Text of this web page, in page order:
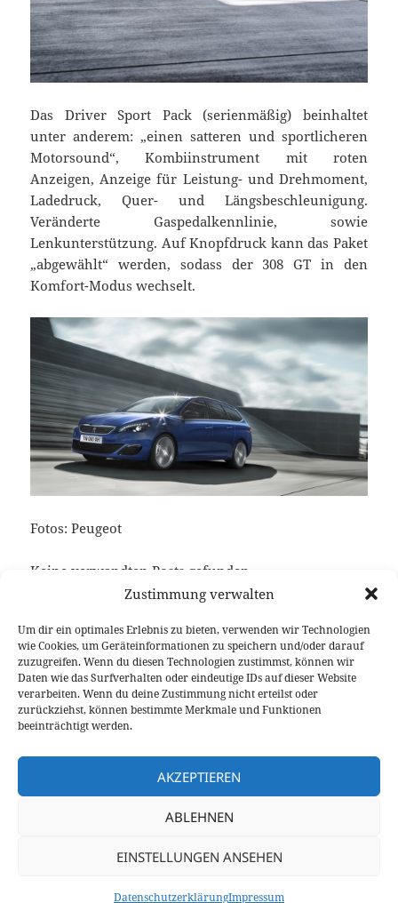
Zustimmung verwalten
Um dir ein optimales Erlebnis zu bieten, verwenden wir Technologien
wie Cookies, um Geräteinformationen zu speichern und/oder darauf
zuzugreifen. Wenn du diesen Technologien zustimmst, können wir
Daten wie das Surfverhalten oder eindeutige IDs auf dieser Website
verarbeiten. Wenn du deine Zustimmung nicht erteilst oder
zurückziehst, können bestimmte Merkmale und Funktionen
beeinträchtigt werden.
AKZEPTIEREN
ABLEHNEN
EINSTELLUNGEN ANSEHEN
DatenschutzerklärungImpressum
Das Driver Sport Pack (serienmäßig) beinhaltet
unter anderem: „einen satteren und sportlicheren
Motorsound“, Kombiinstrument mit roten
Anzeigen, Anzeige für Leistung- und Drehmoment,
Ladedruck, Quer- und Längsbeschleunigung.
Veränderte Gaspedalkennlinie, sowie
Lenkunterstützung. Auf Knopfdruck kann das Paket
„abgewählt“ werden, sodass der 308 GT in den
Komfort-Modus wechselt.
Fotos: Peugeot
Keine verwandten Posts gefunden.
Veröffentlicht
am
8. September 2014 Autor
Fabian Meßner Kategorien
News Schlagwörter
Golf 7
GTI Performance,Kompaktklasse
Beitragsnavigation
VORHERIGER
Vorheriger
Beitrag:
Fahrbericht Opel ADAM Rocks 1.0-Liter
Ecotec Dreizylinder
Kommentar: VW bleibt mit dem e-Golf
Datenschutzerklärung Stolz präsentiert von WordPress